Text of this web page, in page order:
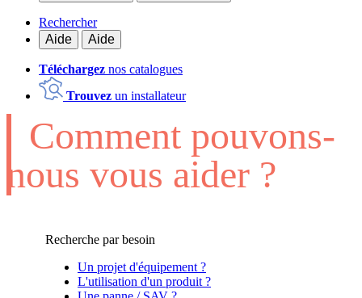
Rechercher
Aide
Aide
Téléchargez nos catalogues
Trouvez un installateur
Comment pouvons-
nous vous aider ?
Recherche par besoin
Un projet d'équipement ?
L'utilisation d'un produit ?